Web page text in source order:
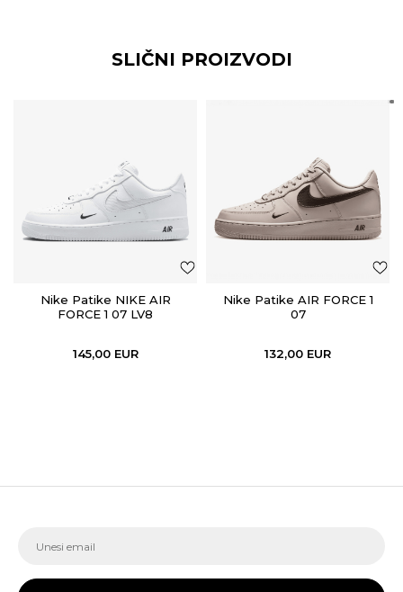
SLIČNI PROIZVODI
Nike Patike NIKE AIR
FORCE 1 07 LV8
145,00 EUR
Nike Patike AIR FORCE 1
07
132,00 EUR